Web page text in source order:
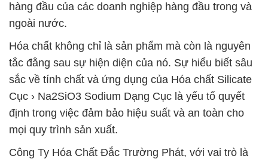
hàng đầu của các doanh nghiệp hàng đầu trong và
ngoài nước.
Hóa chất không chỉ là sản phẩm mà còn là nguyên
tắc đằng sau sự hiện diện của nó. Sự hiểu biết sâu
sắc về tính chất và ứng dụng của Hóa chất Silicate
Cục › Na2SiO3 Sodium Dạng Cục là yếu tố quyết
định trong việc đảm bảo hiệu suất và an toàn cho
mọi quy trình sản xuất.
Công Ty Hóa Chất Đắc Trường Phát, với vai trò là